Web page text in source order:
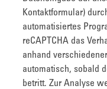
Kontaktformular)
automatisiertes
reCAPTCHA das
anhand
automatisch, sobald
betritt. Zur Analyse